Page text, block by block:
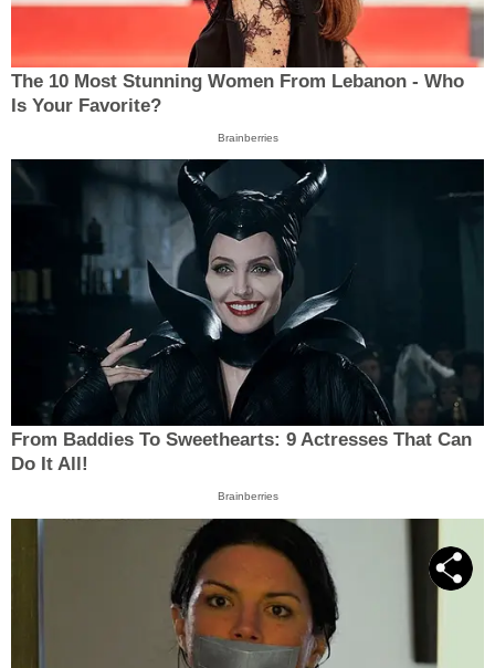
The 10 Most Stunning Women From Lebanon - Who
Is Your Favorite?
Brainberries
From Baddies To Sweethearts: 9 Actresses That Can
Do It All!
Brainberries